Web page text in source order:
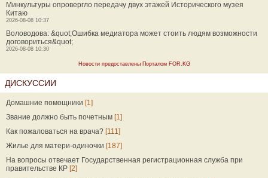
Минкультуры опровергло передачу двух этажей Исторического музея
Китаю
2026-08-08 10:37
Воловодова: &quot;Ошибка медиатора может стоить людям возможности
договориться&quot;
2026-08-08 10:30
Новости предоставлены Порталом FOR.KG
ДИСКУССИИ
Домашние помощники [1]
Звание должно быть почетным [1]
Как пожаловаться на врача? [111]
Жилье для матери-одиночки [187]
На вопросы отвечает Государственная регистрационная служба при
правительстве КР [2]